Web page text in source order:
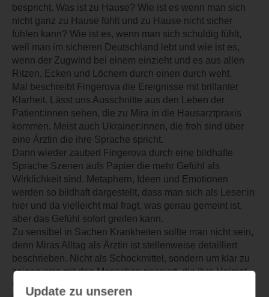
bespricht. Was ist zu Hause? Wie ist es wenn man sich
nicht ganz zu Hause fühlt und zu Hause nicht sicher
fühlen kann? Wie ist es, wenn man sich schuldig fühlt,
weil man im sicheren Deutschland lebt und wie ist es,
wenn der Zugwind bei einem einzieht und es aus allen
Ritzen, Ecken und Löchern durch einen durch weht.
Mal beschreibt Fingerova die Ereignisse mit brillanter
Klarheit. Lässt uns Ausschnitte aus den Leben der
Patient:innen sehen, die zu Mira in die Hausarztpraxis
kommen. Meist auch Ukrainer:innen, die froh sind über
eine Ärztin die ihre Sprache spricht.
Dann wieder zaubert Fingerova durch eine bildhafte
Sprache Szenen aufs Papier die mehr Gefühl als
Wirklichkeit sind. Metaphern, Ideen und Emotionen
werden so bildhaft dargestellt, dass man sich als Leser:in
hier und da vielleicht mal fragt, was genau gemeint ist,
aber das Gefühl sofort greifen kann.
Zu sensibel in Sachen Krankheiten sollte man nicht sein,
denn Miras Alltag als Ärztin ist stellenweise detailliert
beschrieben. Nicht als Schockmittel, sondern um klar zu
zeigen was mit den Menschen passiert, die ihre Heimat
verlassen müssen. Was unter Druck generell mit
Update zu unseren